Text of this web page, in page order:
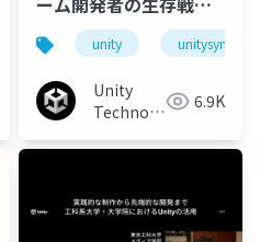
~1人で34本のゲームを
開発&840本の記事を執
筆した方法~
unity unitysync
Unity
Technologies 6.9K